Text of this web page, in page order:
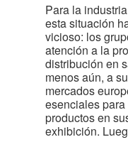
Para la
esta situación
vicioso: los
atención a la
distribución en
menos aún, a
mercados
esenciales
productos en
exhibición.